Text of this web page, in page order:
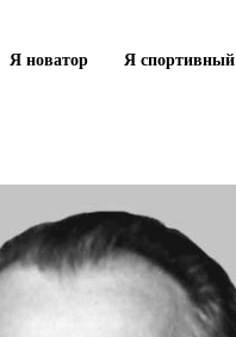
Я новатор Я спортивный